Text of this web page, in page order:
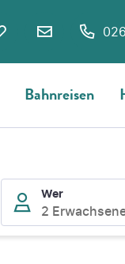
Bahnreisen
Wer
2